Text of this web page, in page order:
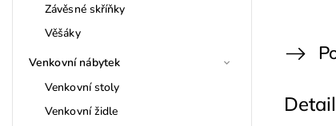
Závěsné skříňky
Věšáky
Venkovní nábytek
Venkovní stoly
Venkovní židle